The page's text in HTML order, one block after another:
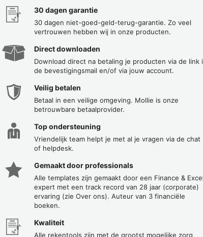
30 dagen garantie
30 dagen niet-goed-geld-terug-garantie. Zo veel
vertrouwen hebben wij in onze producten.
Direct downloaden
Download direct na betaling je producten via de link
de bevestigingsmail en/of via jouw account.
Veilig betalen
Betaal in een veilige omgeving. Mollie is onze
betrouwbare betaalprovider.
Top ondersteuning
Vriendelijk team helpt je met al je vragen via de chat
of helpdesk.
Gemaakt door professionals
Alle templates zijn gemaakt door een Finance & Excel
expert met een track record van 28 jaar (corporate)
ervaring (zie Over ons). Auteur van 3 financiële
boeken.
Kwaliteit
Alle rekentools zijn met de grootst mogelijke zorg